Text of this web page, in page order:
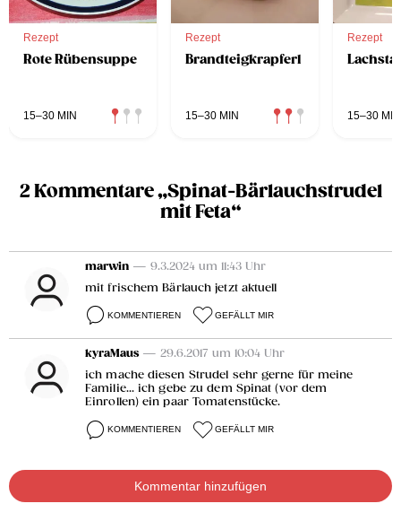
Rezept
Rote Rübensuppe
15–30 MIN
Rezept
Brandteigkrapferl
15–30 MIN
Rezept
15–30 MIN
2 Kommentare „Spinat-Bärlauchstrudel
mit Feta“
marwin — 9.3.2024 um 11:43 Uhr
mit frischem Bärlauch jetzt aktuell
KOMMENTIEREN GEFÄLLT MIR
kyraMaus — 29.6.2017 um 10:04 Uhr
ich mache diesen Strudel sehr gerne für meine
Familie... ich gebe zu dem Spinat (vor dem
Einrollen) ein paar Tomatenstücke.
KOMMENTIEREN GEFÄLLT MIR
Kommentar hinzufügen